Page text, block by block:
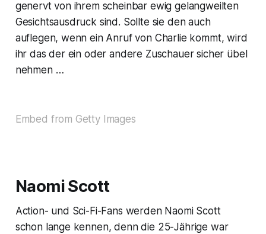
genervt von ihrem scheinbar ewig gelangweilten
Gesichtsausdruck sind. Sollte sie den auch
auflegen, wenn ein Anruf von Charlie kommt, wird
ihr das der ein oder andere Zuschauer sicher übel
nehmen …
Embed from Getty Images
Naomi Scott
Action- und Sci-Fi-Fans werden Naomi Scott
schon lange kennen, denn die 25-Jährige war